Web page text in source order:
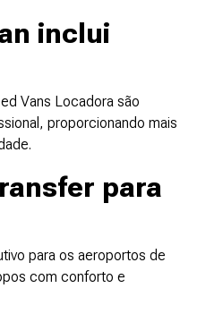
inclui
Vans Locadora são
proporcionando mais
para
para os aeroportos de
com conforto e